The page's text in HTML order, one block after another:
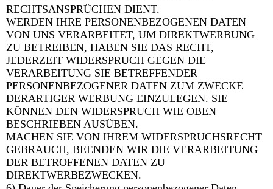
RECHTSANSPRÜCHEN DIENT.
WERDEN IHRE PERSONENBEZOGENEN DATEN
VON UNS VERARBEITET, UM DIREKTWERBUNG
ZU BETREIBEN, HABEN SIE DAS RECHT,
JEDERZEIT WIDERSPRUCH GEGEN DIE
VERARBEITUNG SIE BETREFFENDER
PERSONENBEZOGENER DATEN ZUM ZWECKE
DERARTIGER WERBUNG EINZULEGEN. SIE
KÖNNEN DEN WIDERSPRUCH WIE OBEN
BESCHRIEBEN AUSÜBEN.
MACHEN SIE VON IHREM WIDERSPRUCHSRECHT
GEBRAUCH, BEENDEN WIR DIE VERARBEITUNG
DER BETROFFENEN DATEN ZU
DIREKTWERBEZWECKEN.